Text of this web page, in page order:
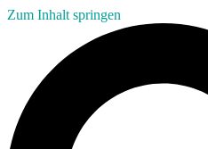
Zum Inhalt springen